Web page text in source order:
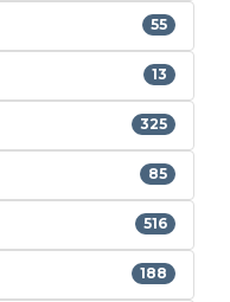
55
13
325
85
516
188